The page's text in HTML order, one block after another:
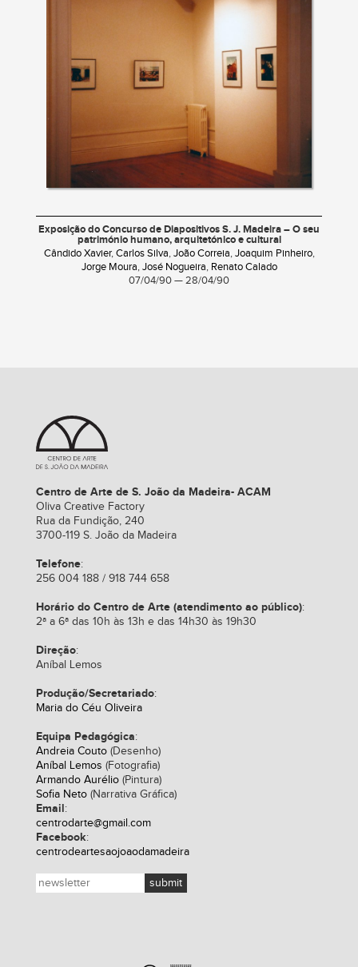
Exposição do Concurso de Diapositivos S. J. Madeira – O seu
património humano, arquitetónico e cultural
Cândido Xavier, Carlos Silva, João Correia, Joaquim Pinheiro,
Jorge Moura, José Nogueira, Renato Calado
07/04/90 — 28/04/90
Centro de Arte de S. João da Madeira- ACAM
Oliva Creative Factory
Rua da Fundição, 240
3700-119 S. João da Madeira
Telefone:
256 004 188 / 918 744 658
Horário do Centro de Arte (atendimento ao público):
2ª a 6ª das 10h às 13h e das 14h30 às 19h30
Direção:
Aníbal Lemos
Produção/Secretariado:
Maria do Céu Oliveira
Equipa Pedagógica:
Andreia Couto (Desenho)
Aníbal Lemos (Fotografia)
Armando Aurélio (Pintura)
Sofia Neto (Narrativa Gráfica)
Email:
centrodarte@gmail.com
Facebook:
centrodeartesaojoaodamadeira